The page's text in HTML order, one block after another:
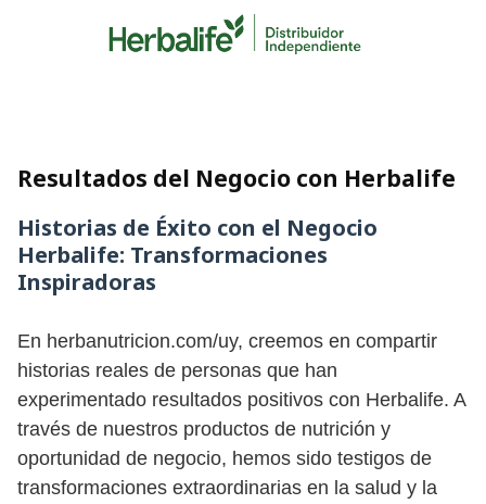
Resultados del Negocio con Herbalife
Historias de Éxito con el Negocio
Herbalife: Transformaciones
Inspiradoras
En herbanutricion.com/uy, creemos en compartir
historias reales de personas que han
experimentado resultados positivos con Herbalife. A
través de nuestros productos de nutrición y
oportunidad de negocio, hemos sido testigos de
transformaciones extraordinarias en la salud y la